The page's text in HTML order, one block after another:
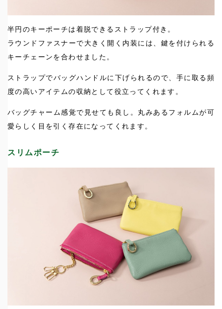
半円のキーポーチは着脱できるストラップ付き。
ラウンドファスナーで大きく開く内装には、鍵を付けられる
キーチェーンを合わせました。
ストラップでバッグハンドルに下げられるので、手に取る頻
度の高いアイテムの収納として役立ってくれます。
バッグチャーム感覚で見せても良し。丸みあるフォルムが可
愛らしく目を引く存在になってくれます。
スリムポーチ